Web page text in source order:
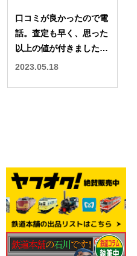
口コミが良かったので電
話。査定も早く、思った
以上の値が付きました。
／鉄道本舗 宅配買取 口
2023.05.18